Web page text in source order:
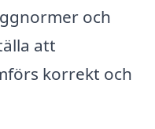
och
att
korrekt och